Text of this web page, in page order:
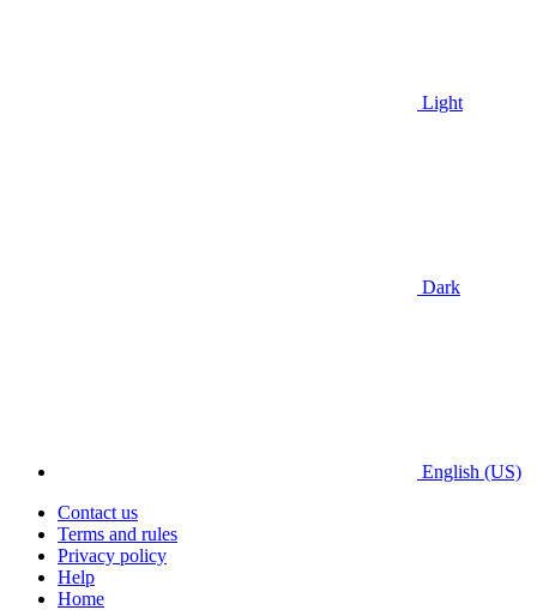
Light
Dark
English (US)
Contact us
Terms and rules
Privacy policy
Help
Home